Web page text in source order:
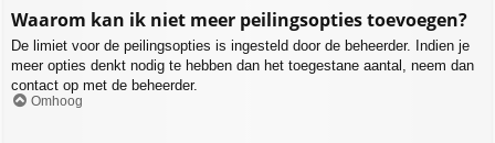
Waarom kan ik niet meer peilingsopties toevoegen?
De limiet voor de peilingsopties is ingesteld door de beheerder. Indien je
meer opties denkt nodig te hebben dan het toegestane aantal, neem dan
contact op met de beheerder.
Omhoog